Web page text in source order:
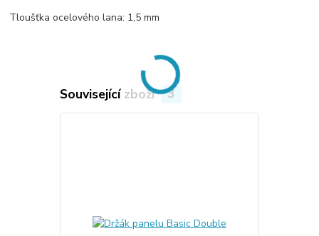
Tloušťka ocelového lana: 1,5 mm
Související zboží 3